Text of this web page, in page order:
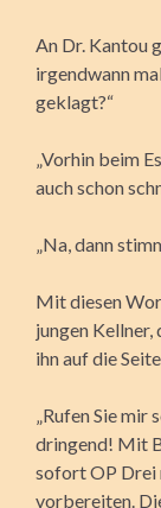
An Dr. Kantou
irgendwann
geklagt?“
„Vorhin beim
auch schon
„Na, dann
Mit diesen
jungen Kellner,
ihn auf die Seite.
„Rufen Sie
dringend! Mit
sofort OP Drei
vorbereiten.